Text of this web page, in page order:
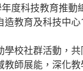
度科技教育推動
造教育及科技中心
學校社群活動，
教師展能，深化